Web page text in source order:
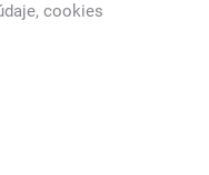
cookies